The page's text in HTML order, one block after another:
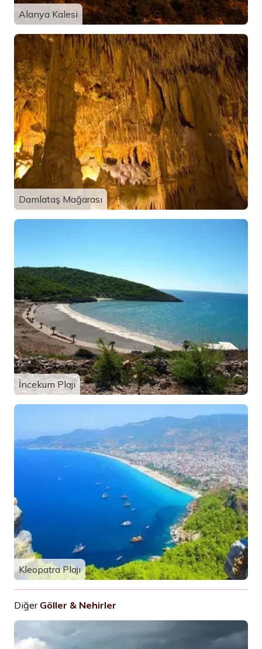
Alanya Kalesi
Damlataş Mağarası
İncekum Plajı
Kleopatra Plajı
Diğer Göller & Nehirler